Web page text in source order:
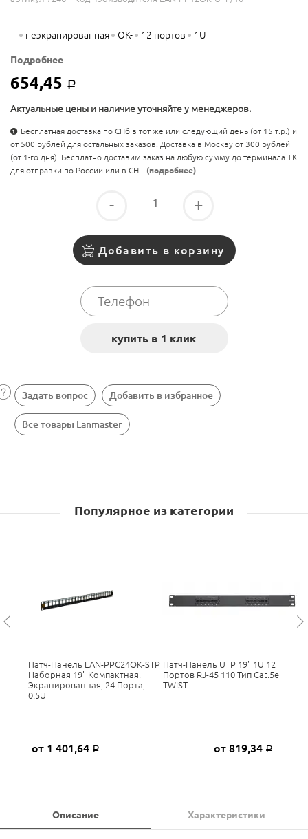
неэкранированная OK- 12 портов 1U
Подробнее
654,45 Р
Актуальные цены и наличие уточняйте у менеджеров.
Бесплатная доставка по СПб в тот же или следующий день (от 15 т.р.) и
от 500 рублей для остальных заказов. Доставка в Москву от 300 рублей
(от 1-го дня). Бесплатно доставим заказ на любую сумму до терминала ТК
для отправки по России или в СНГ. (подробнее)
- +
Добавить в корзину
Задать вопрос Добавить в избранное
Все товары Lanmaster
Популярное из категории
Патч-Панель LAN-PPC24OK-STP
Наборная 19" Компактная,
Экранированная, 24 Порта,
0.5U
от 1 401,64 Р
Патч-Панель UTP 19" 1U 12
Портов RJ-45 110 Тип Cat.5e
TWIST
от 819,34 Р
Описание Характеристики